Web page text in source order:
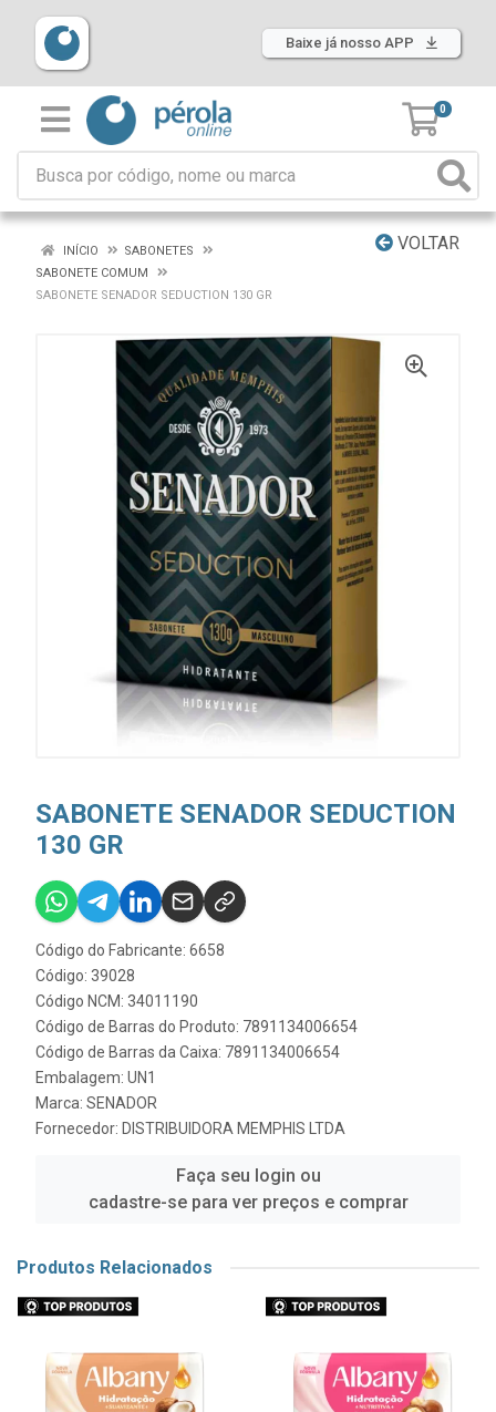
Baixe já nosso APP
0
VOLTAR
INÍCIO
SABONETES
SABONETE COMUM
SABONETE SENADOR SEDUCTION 130 GR
SABONETE SENADOR SEDUCTION
130 GR
Código do Fabricante: 6658
Código: 39028
Código NCM: 34011190
Código de Barras do Produto: 7891134006654
Código de Barras da Caixa: 7891134006654
Embalagem: UN1
Marca: SENADOR
Fornecedor: DISTRIBUIDORA MEMPHIS LTDA
Faça seu login ou
cadastre-se para ver preços e comprar
Produtos Relacionados